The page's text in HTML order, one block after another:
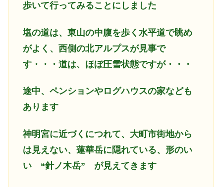
歩いて行ってみることにしました
塩の道は、東山の中腹を歩く水平道で眺め
がよく、西側の北アルプスが見事で
す・・・道は、ほぼ圧雪状態ですが・・・
途中、ペンションやログハウスの家なども
あります
神明宮に近づくにつれて、大町市街地から
は見えない、蓮華岳に隠れている、形のい
い “針ノ木岳” が見えてきます